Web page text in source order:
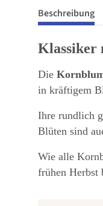
Beschreibung
Klassiker
Die
in kräftigem
Ihre rundlich
Blüten sind
Wie alle
frühen Herbst